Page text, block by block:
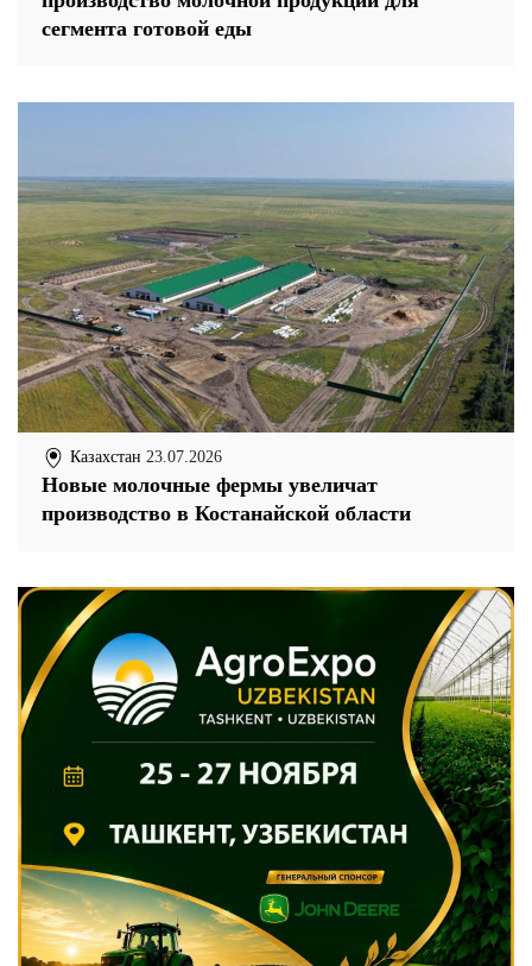
сегмента готовой еды
Казахстан 23.07.2026
Новые молочные фермы увеличат
производство в Костанайской области